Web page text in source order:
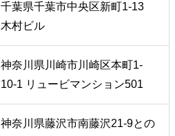
千葉県千葉市中央区新町1-13
木村ビル
神奈川県川崎市川崎区本町1-
10-1 リュービマンション501
神奈川県藤沢市南藤沢21-9との